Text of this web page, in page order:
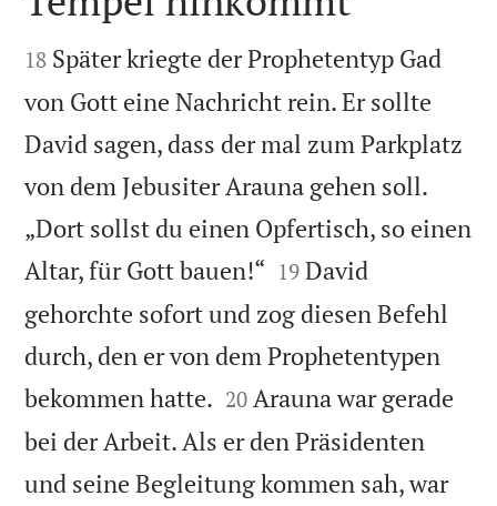


18 Später kriegte der Prophetentyp Gad
von Gott eine Nachricht rein. Er sollte
David sagen, dass der mal zum Parkplatz
von dem Jebusiter Arauna gehen soll.
„Dort sollst du einen Opfertisch, so einen
Altar, für Gott bauen!“ 

19 David
gehorchte sofort und zog diesen Befehl
durch, den er von dem Prophetentypen
bekommen hatte. 

20 Arauna war gerade
bei der Arbeit. Als er den Präsidenten
und seine Begleitung kommen sah, war